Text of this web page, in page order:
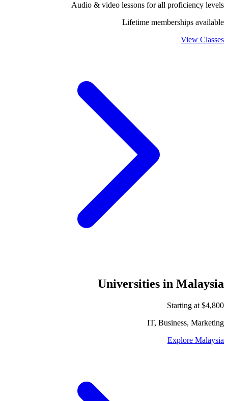
Audio & video lessons for all proficiency levels
Lifetime memberships available
View Classes
Universities in Malaysia
Starting at $4,800
IT, Business, Marketing
Explore Malaysia